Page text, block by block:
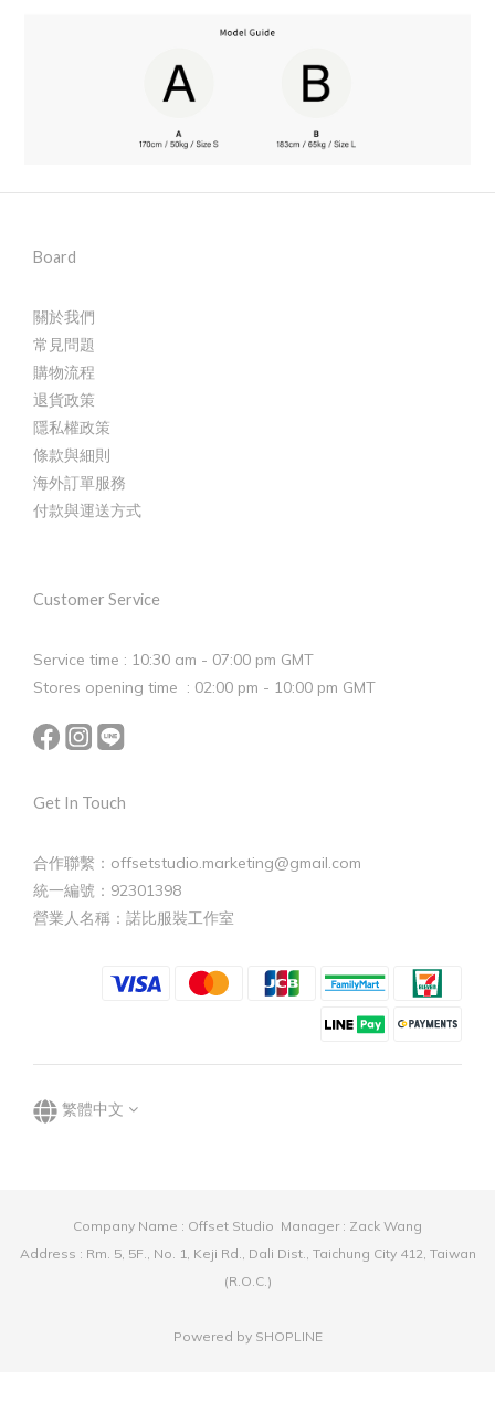
Board
關於我們
常見問題
購物流程
退貨政策
隱私權政策
條款與細則
海外訂單服務
付款與運送方式
Customer Service
Service time : 10:30 am - 07:00 pm GMT
Stores opening time : 02:00 pm - 10:00 pm GMT
Get In Touch
合作聯繫：offsetstudio.marketing@gmail.com
統一編號：92301398
營業人名稱：諾比服裝工作室
繁體中文
Company Name : Offset Studio Manager : Zack Wang
Address : Rm. 5, 5F., No. 1, Keji Rd., Dali Dist., Taichung City 412, Taiwan
(R.O.C.)
Powered by SHOPLINE